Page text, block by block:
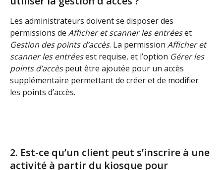
Les administrateurs doivent se disposer des
permissions de Afficher et scanner les entrées et
Gestion des points d’accès. La permission Afficher et
scanner les entrées est requise, et l’option Gérer les
points d’accès peut être ajoutée pour un accès
supplémentaire permettant de créer et de modifier
les points d’accès.
2. Est-ce qu’un client peut s’inscrire à une
activité à partir du kiosque pour